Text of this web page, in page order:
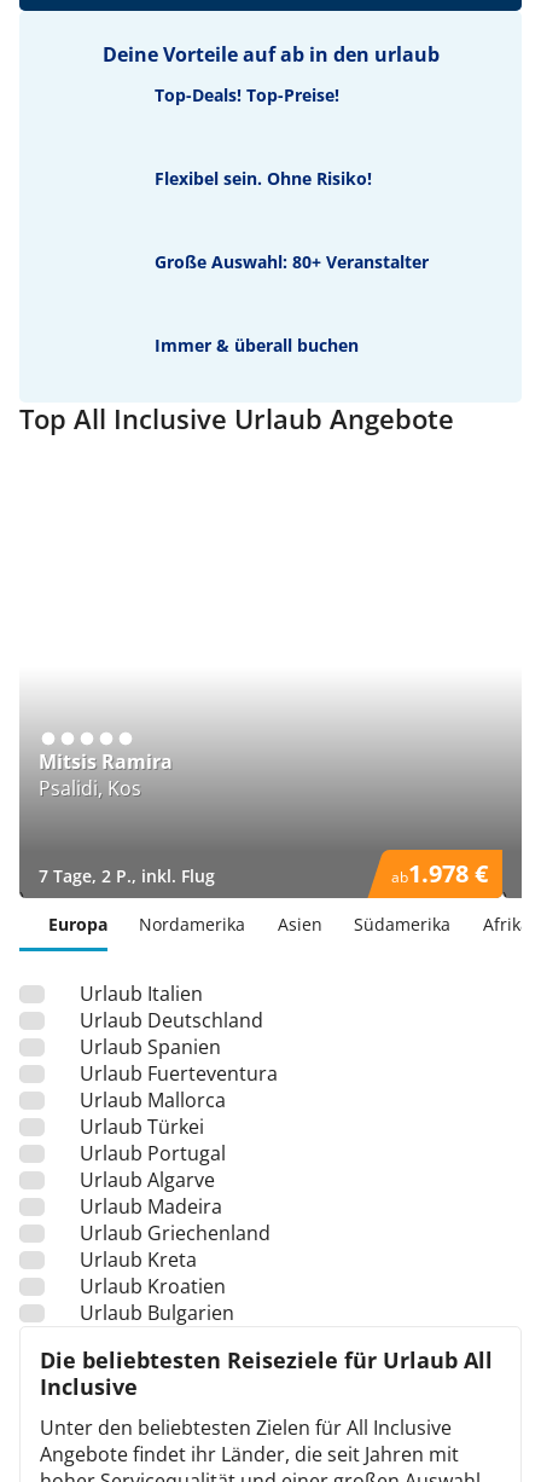
Deine Vorteile auf ab in den urlaub
Top-Deals! Top-Preise!
Flexibel sein. Ohne Risiko!
Große Auswahl: 80+ Veranstalter
Immer & überall buchen
Top All Inclusive Urlaub Angebote
Mitsis Ramira
Psalidi, Kos
ab1.978 €
7 Tage, 2 P., inkl. Flug
)
)
Europa
Nordamerika Asien Südamerika Afrika
Urlaub Italien
Urlaub Deutschland
Urlaub Spanien
Urlaub Fuerteventura
Urlaub Mallorca
Urlaub Türkei
Urlaub Portugal
Urlaub Algarve
Urlaub Madeira
Urlaub Griechenland
Urlaub Kreta
Urlaub Kroatien
Urlaub Bulgarien
Die beliebtesten Reiseziele für Urlaub All
Inclusive
Unter den beliebtesten Zielen für All Inclusive
Angebote findet ihr Länder, die seit Jahren mit